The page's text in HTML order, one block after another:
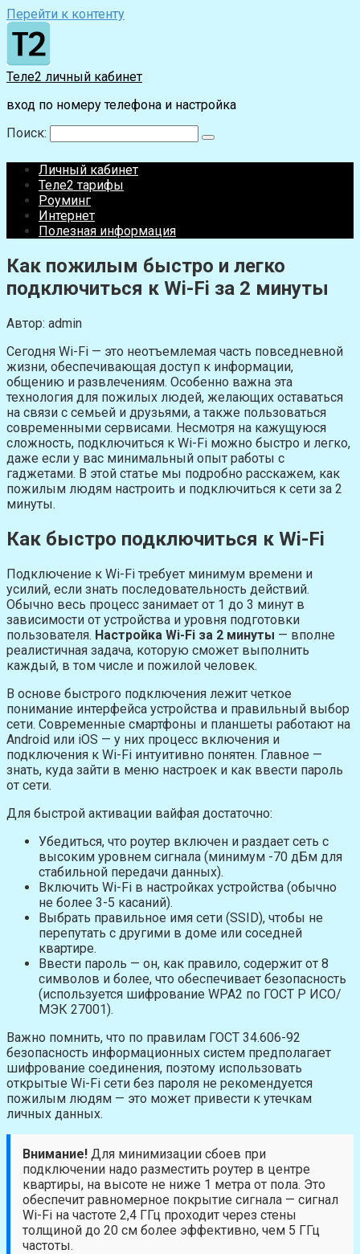
Перейти к контенту
Теле2 личный кабинет
вход по номеру телефона и настройка
Поиск:
Личный кабинет
Теле2 тарифы
Роуминг
Интернет
Полезная информация
Как пожилым быстро и легко
подключиться к Wi-Fi за 2 минуты
Автор: admin
Сегодня Wi-Fi — это неотъемлемая часть повседневной
жизни, обеспечивающая доступ к информации,
общению и развлечениям. Особенно важна эта
технология для пожилых людей, желающих оставаться
на связи с семьей и друзьями, а также пользоваться
современными сервисами. Несмотря на кажущуюся
сложность, подключиться к Wi-Fi можно быстро и легко,
даже если у вас минимальный опыт работы с
гаджетами. В этой статье мы подробно расскажем, как
пожилым людям настроить и подключиться к сети за 2
минуты.
Как быстро подключиться к Wi-Fi
Подключение к Wi-Fi требует минимум времени и
усилий, если знать последовательность действий.
Обычно весь процесс занимает от 1 до 3 минут в
зависимости от устройства и уровня подготовки
пользователя. Настройка Wi-Fi за 2 минуты — вполне
реалистичная задача, которую сможет выполнить
каждый, в том числе и пожилой человек.
В основе быстрого подключения лежит четкое
понимание интерфейса устройства и правильный выбор
сети. Современные смартфоны и планшеты работают на
Android или iOS — у них процесс включения и
подключения к Wi-Fi интуитивно понятен. Главное —
знать, куда зайти в меню настроек и как ввести пароль
от сети.
Для быстрой активации вайфая достаточно:
Убедиться, что роутер включен и раздает сеть с
высоким уровнем сигнала (минимум -70 дБм для
стабильной передачи данных).
Включить Wi-Fi в настройках устройства (обычно
не более 3-5 касаний).
Выбрать правильное имя сети (SSID), чтобы не
перепутать с другими в доме или соседней
квартире.
Ввести пароль — он, как правило, содержит от 8
символов и более, что обеспечивает безопасность
(используется шифрование WPA2 по ГОСТ Р ИСО/
МЭК 27001).
Важно помнить, что по правилам ГОСТ 34.606-92
безопасность информационных систем предполагает
шифрование соединения, поэтому использовать
открытые Wi-Fi сети без пароля не рекомендуется
пожилым людям — это может привести к утечкам
личных данных.
Внимание! Для минимизации сбоев при
подключении надо разместить роутер в центре
квартиры, на высоте не ниже 1 метра от пола. Это
обеспечит равномерное покрытие сигнала — сигнал
Wi-Fi на частоте 2,4 ГГц проходит через стены
толщиной до 20 см более эффективно, чем 5 ГГц
частоты.